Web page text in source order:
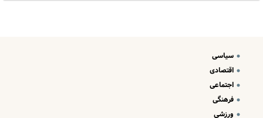
سیاسی
اقتصادی
اجتماعی
فرهنگی
ورزشی